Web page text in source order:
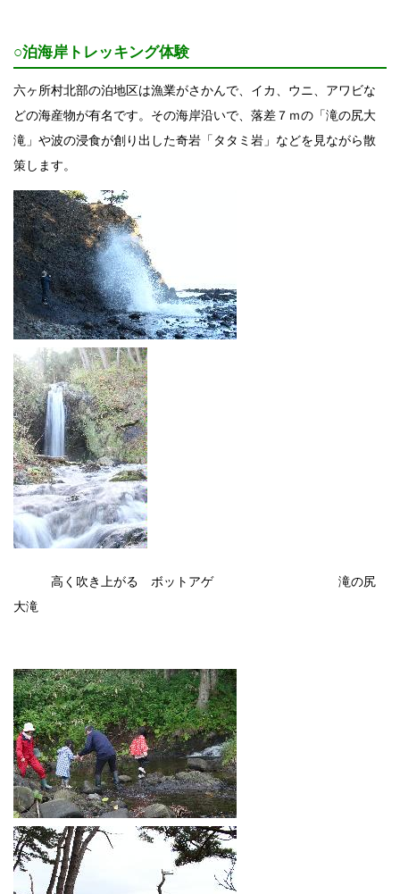
○泊海岸トレッキング体験
六ヶ所村北部の泊地区は漁業がさかんで、イカ、ウニ、アワビな
どの海産物が有名です。その海岸沿いで、落差７ｍの「滝の尻大
滝」や波の浸食が創り出した奇岩「タタミ岩」などを見ながら散
策します。
高く吹き上がる ボットアゲ
滝の尻
大滝